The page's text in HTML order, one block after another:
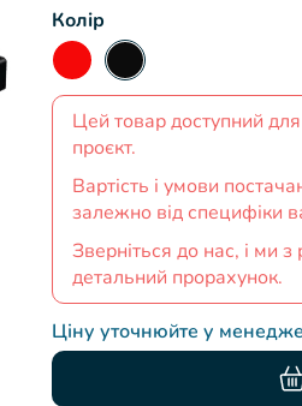
Колір
Цей товар доступний
проєкт.
Вартість і умови
залежно від специфіки
Зверніться до нас, і ми з
детальний прорахунок.
Ціну уточнюйте у